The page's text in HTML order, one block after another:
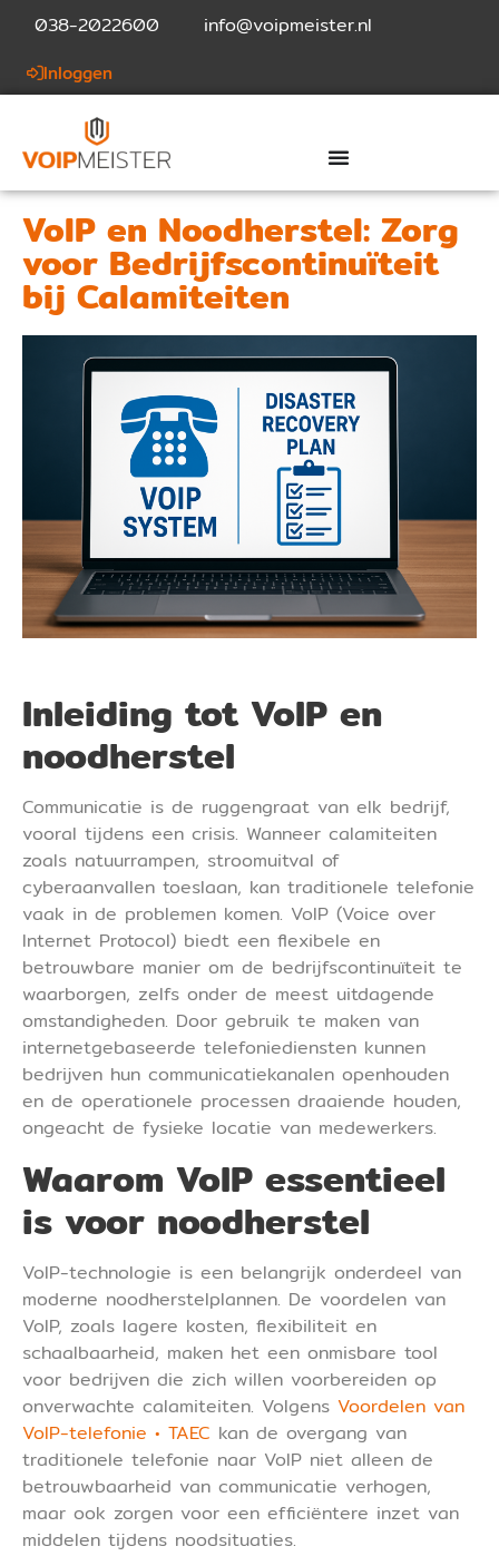
038-2022600 info@voipmeister.nl
Inloggen
VoIP en Noodherstel: Zorg
voor Bedrijfscontinuïteit
bij Calamiteiten
Inleiding tot VoIP en
noodherstel
Communicatie is de ruggengraat van elk bedrijf,
vooral tijdens een crisis. Wanneer calamiteiten
zoals natuurrampen, stroomuitval of
cyberaanvallen toeslaan, kan traditionele telefonie
vaak in de problemen komen. VoIP (Voice over
Internet Protocol) biedt een flexibele en
betrouwbare manier om de bedrijfscontinuïteit te
waarborgen, zelfs onder de meest uitdagende
omstandigheden. Door gebruik te maken van
internetgebaseerde telefoniediensten kunnen
bedrijven hun communicatiekanalen openhouden
en de operationele processen draaiende houden,
ongeacht de fysieke locatie van medewerkers.
Waarom VoIP essentieel
is voor noodherstel
VoIP-technologie is een belangrijk onderdeel van
moderne noodherstelplannen. De voordelen van
VoIP, zoals lagere kosten, flexibiliteit en
schaalbaarheid, maken het een onmisbare tool
voor bedrijven die zich willen voorbereiden op
onverwachte calamiteiten. Volgens Voordelen van
VoIP-telefonie • TAEC kan de overgang van
traditionele telefonie naar VoIP niet alleen de
betrouwbaarheid van communicatie verhogen,
maar ook zorgen voor een efficiëntere inzet van
middelen tijdens noodsituaties.